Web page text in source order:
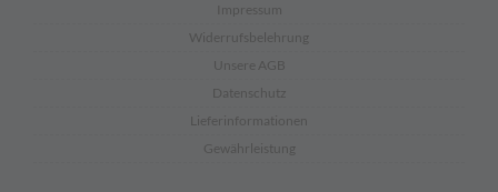
Impressum
Widerrufsbelehrung
Unsere AGB
Datenschutz
Lieferinformationen
Gewährleistung